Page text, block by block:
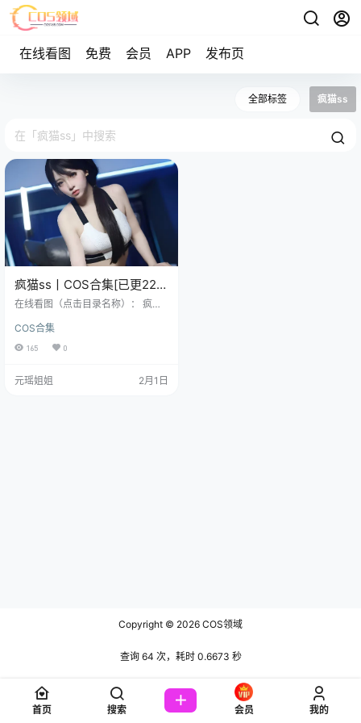
在线看图 免费 会员 APP 发布页
全部标签 疯猫ss
疯猫ss丨COS合集[已更225
期]~[9216P+67V – 100.1G]
在线看图（点击目录名称）： 疯猫s
B] 疯猫ss – NO.002 白色睡衣 [24P
-182MB] 疯猫ss – NO.003 白纱原
广东冬天里出生的人。水瓶座？怕
COS合集
165 0
元瑶姐姐 2月1日
Copyright © 2026 COS领域
查询 64 次，耗时 0.6673 秒
首页 搜索 会员 我的